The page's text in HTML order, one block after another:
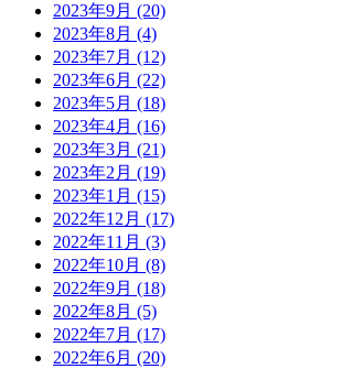
2023年9月 (20)
2023年8月 (4)
2023年7月 (12)
2023年6月 (22)
2023年5月 (18)
2023年4月 (16)
2023年3月 (21)
2023年2月 (19)
2023年1月 (15)
2022年12月 (17)
2022年11月 (3)
2022年10月 (8)
2022年9月 (18)
2022年8月 (5)
2022年7月 (17)
2022年6月 (20)